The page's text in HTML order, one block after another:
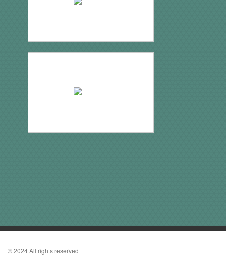
© 2024 All rights reserved